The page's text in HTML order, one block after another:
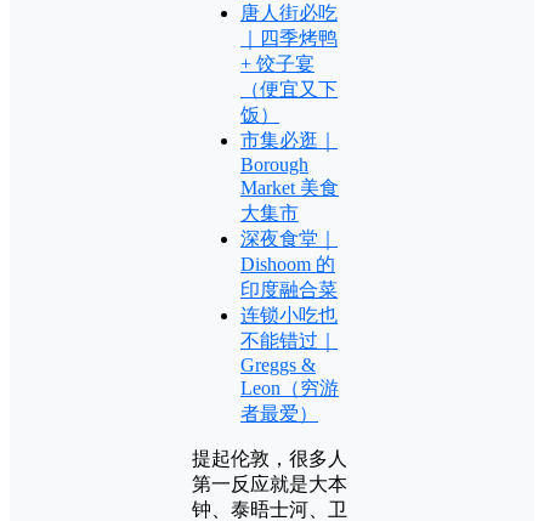
唐人街必吃
｜四季烤鸭
+ 饺子宴
（便宜又下
饭）
市集必逛｜
Borough
Market 美食
大集市
深夜食堂｜
Dishoom 的
印度融合菜
连锁小吃也
不能错过｜
Greggs &
Leon（穷游
者最爱）
提起伦敦，很多人
第一反应就是大本
钟、泰晤士河、卫